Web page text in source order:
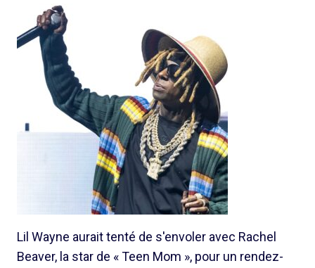
Lil Wayne aurait tenté de s'envoler avec Rachel
Beaver, la star de « Teen Mom », pour un rendez-